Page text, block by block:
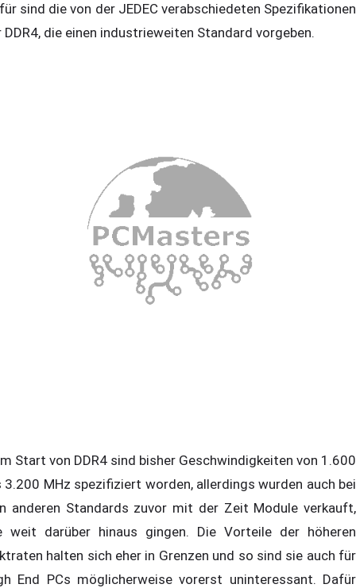
sind die von der JEDEC verabschiedeten Spezifikationen
DDR4, die einen industrieweiten Standard vorgeben.
Start von DDR4 sind bisher Geschwindigkeiten von 1.600
3.200 MHz spezifiziert worden, allerdings wurden auch bei
anderen Standards zuvor mit der Zeit Module verkauft,
weit darüber hinaus gingen. Die Vorteile der höheren
halten sich eher in Grenzen und so sind sie auch für
End PCs möglicherweise vorerst uninteressant. Dafür